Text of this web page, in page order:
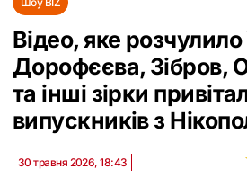
Відео, яке
Дорофєєва, Зібров,
та інші зірки
випускників з
30 травня 2026, 18:43